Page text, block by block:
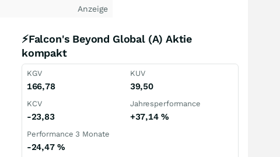
Anzeige
⚡Falcon's Beyond Global (A) Aktie
kompakt
KGV
166,78
KUV
39,50
KCV
-23,83
Jahresperformance
+37,14 %
Performance 3 Monate
-24,47 %